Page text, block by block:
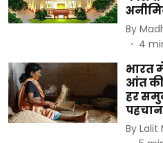
By
4
भारत
आंत की
हर
पहचान
By Lalit